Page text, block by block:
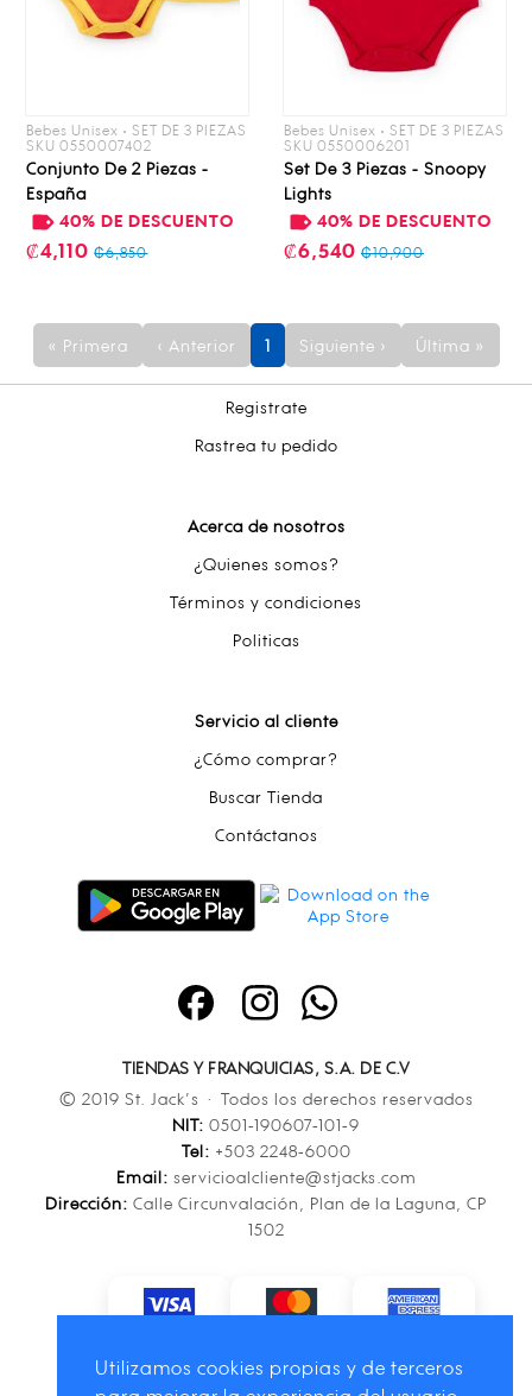
Utilizamos cookies propias y de terceros
Bebes Unisex • SET DE 3 PIEZAS
SKU 0550007402
Conjunto De 2 Piezas -
España
40% DE DESCUENTO
₡4,110 ₡6,850
Bebes Unisex • SET DE 3 PIEZAS
SKU 0550006201
Set De 3 Piezas - Snoopy
Lights
40% DE DESCUENTO
₡6,540 ₡10,900
« Primera ‹ Anterior 1 Siguiente › Última »
Registrate
Rastrea tu pedido
Acerca de nosotros
¿Quienes somos?
Términos y condiciones
Politicas
Servicio al cliente
¿Cómo comprar?
Buscar Tienda
Contáctanos
TIENDAS Y FRANQUICIAS, S.A. DE C.V
© 2019 St. Jack’s · Todos los derechos reservados
NIT: 0501-190607-101-9
Tel: +503 2248-6000
Email: servicioalcliente@stjacks.com
Dirección: Calle Circunvalación, Plan de la Laguna, CP
1502